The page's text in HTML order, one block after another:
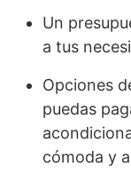
Un
a tus
Opciones
puedas
cómoda y